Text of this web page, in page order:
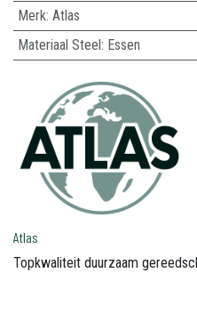
Merk: Atlas
Materiaal Steel: Essen
Atlas
Topkwaliteit duurzaam